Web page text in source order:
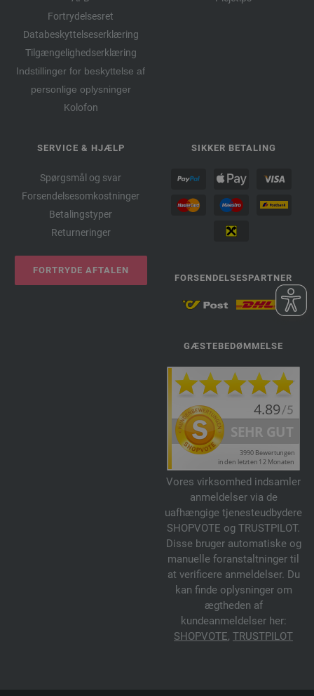
Fortrydelsesret
Databeskyttelseserklæring
Tilgængelighedserklæring
Indstillinger for beskyttelse af
personlige oplysninger
Kolofon
SERVICE & HJÆLP
Spørgsmål og svar
Forsendelsesomkostninger
Betalingstyper
Returneringer
FORTRYDE AFTALEN
SIKKER BETALING
FORSENDELSESPARTNER
GÆSTEBEDØMMELSE
Vores virksomhed indsamler
anmeldelser via de
uafhængige tjenesteudbydere
SHOPVOTE og TRUSTPILOT.
Disse bruger automatiske og
manuelle foranstaltninger til
at verificere anmeldelser. Du
kan finde oplysninger om
ægtheden af
kundeanmeldelser her:
SHOPVOTE, TRUSTPILOT